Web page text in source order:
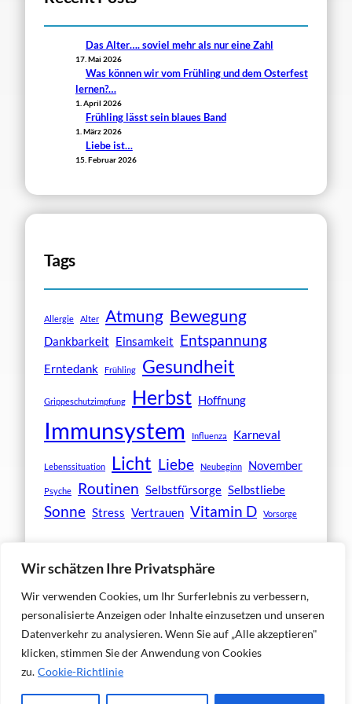
Wir schätzen Ihre Privatsphäre
Wir verwenden Cookies, um Ihr Surferlebnis zu verbessern,
personalisierte Anzeigen oder Inhalte einzusetzen und unseren
Datenverkehr zu analysieren. Wenn Sie auf „Alle akzeptieren"
klicken, stimmen Sie der Anwendung von Cookies
zu. Cookie-Richtlinie
Das Alter…. soviel mehr als nur eine Zahl
17. Mai 2026
Was können wir vom Frühling und dem Osterfest
lernen?…
1. April 2026
Frühling lässt sein blaues Band
1. März 2026
Liebe ist…
15. Februar 2026
Tags
Allergie Alter Atmung Bewegung
Dankbarkeit Einsamkeit Entspannung
Erntedank Frühling Gesundheit
Grippeschutzimpfung Herbst Hoffnung
Immunsystem Influenza Karneval
Lebenssituation Licht Liebe Neubeginn November
Psyche Routinen Selbstfürsorge Selbstliebe
Sonne Stress Vertrauen Vitamin D Vorsorge
Copyright © 2026. All rights reserved.